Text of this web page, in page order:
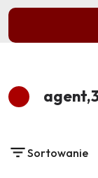
Sortowanie